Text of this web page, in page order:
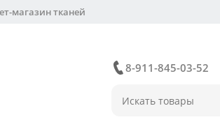
магазин тканей
8-911-845-03-52